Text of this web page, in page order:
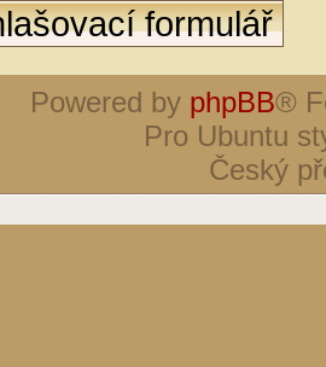
formulář
Powered by phpBB®
Pro Ubuntu
Český